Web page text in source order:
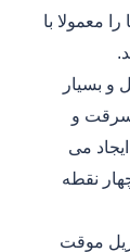
معمولا با
و بسیار
سرقت و
می
نقطه
موقت